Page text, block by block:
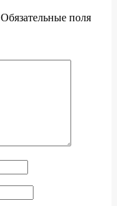
Обязательные поля